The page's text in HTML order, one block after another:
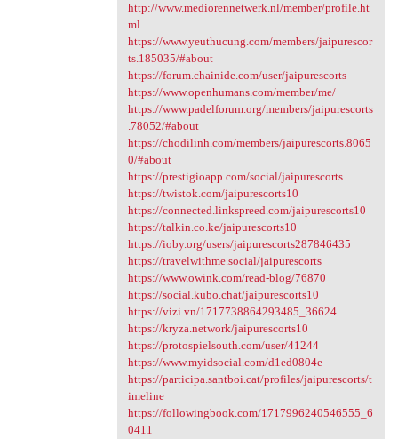
http://www.mediorennetwerk.nl/member/profile.ht
ml
https://www.yeuthucung.com/members/jaipurescor
ts.185035/#about
https://forum.chainide.com/user/jaipurescorts
https://www.openhumans.com/member/me/
https://www.padelforum.org/members/jaipurescorts
.78052/#about
https://chodilinh.com/members/jaipurescorts.8065
0/#about
https://prestigioapp.com/social/jaipurescorts
https://twistok.com/jaipurescorts10
https://connected.linkspreed.com/jaipurescorts10
https://talkin.co.ke/jaipurescorts10
https://ioby.org/users/jaipurescorts287846435
https://travelwithme.social/jaipurescorts
https://www.owink.com/read-blog/76870
https://social.kubo.chat/jaipurescorts10
https://vizi.vn/1717738864293485_36624
https://kryza.network/jaipurescorts10
https://protospielsouth.com/user/41244
https://www.myidsocial.com/d1ed0804e
https://participa.santboi.cat/profiles/jaipurescorts/t
imeline
https://followingbook.com/1717996240546555_6
0411